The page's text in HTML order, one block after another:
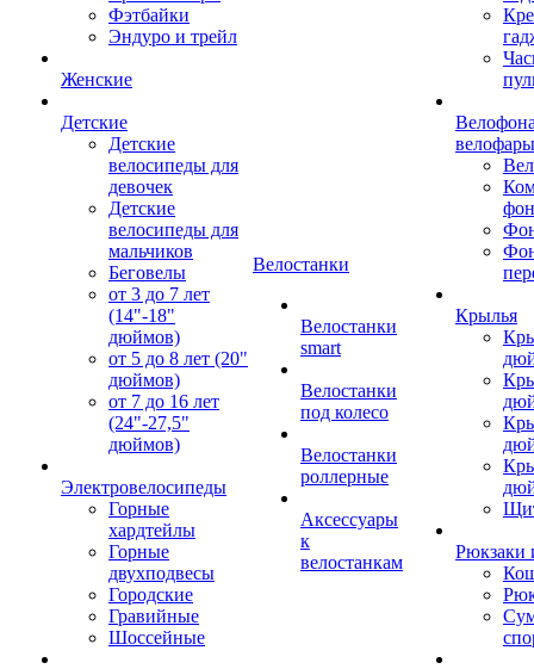
Фэтбайки
Эндуро и трейл
Женские
Детские
Детские
велосипеды для
девочек
Детские
велосипеды для
мальчиков
Беговелы
от 3 до 7 лет
(14"-18"
дюймов)
от 5 до 8 лет (20"
дюймов)
от 7 до 16 лет
(24"-27,5"
дюймов)
Электровелосипеды
Горные
хардтейлы
Горные
двухподвесы
Городские
Гравийные
Шоссейные
Велостанки
Велостанки
smart
Велостанки
под колесо
Велостанки
роллерные
Аксессуары
к
велостанкам
велофары
Крылья
Рюкзаки